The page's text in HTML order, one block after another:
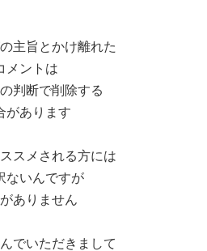
主旨とかけ離れた
メントは
判断で削除する
があります
スメされる方には
ないんですが
ありません
でいただきまして